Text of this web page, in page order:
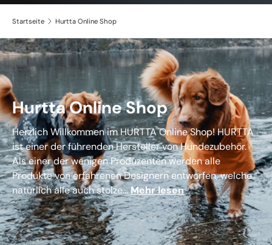
Startseite Hurtta Online Shop
Hurtta Online Shop
Herzlich Willkommen im HURTTA Online Shop! HURTTA
ist einer der führenden Hersteller von Hundezubehör.
Als einer der wenigen Produzenten werden alle
Produkte von erfahrenen Designern entworfen, welche
natürlich alle auch stolze...Mehr lesen